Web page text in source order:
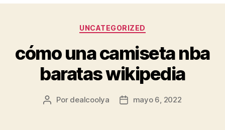
Categorías
UNCATEGORIZED
cómo una camiseta nba
baratas wikipedia
Autor
Por dealcoolya
Fechamayo 6, 2022